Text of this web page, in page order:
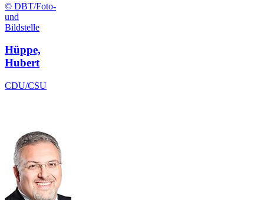
© DBT/Foto-
und
Bildstelle
Hüppe,
Hubert
CDU/CSU